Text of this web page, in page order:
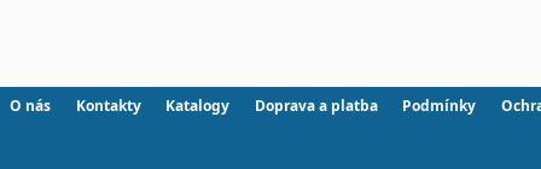
O nás Kontakty Katalogy Doprava a platba Podmínky